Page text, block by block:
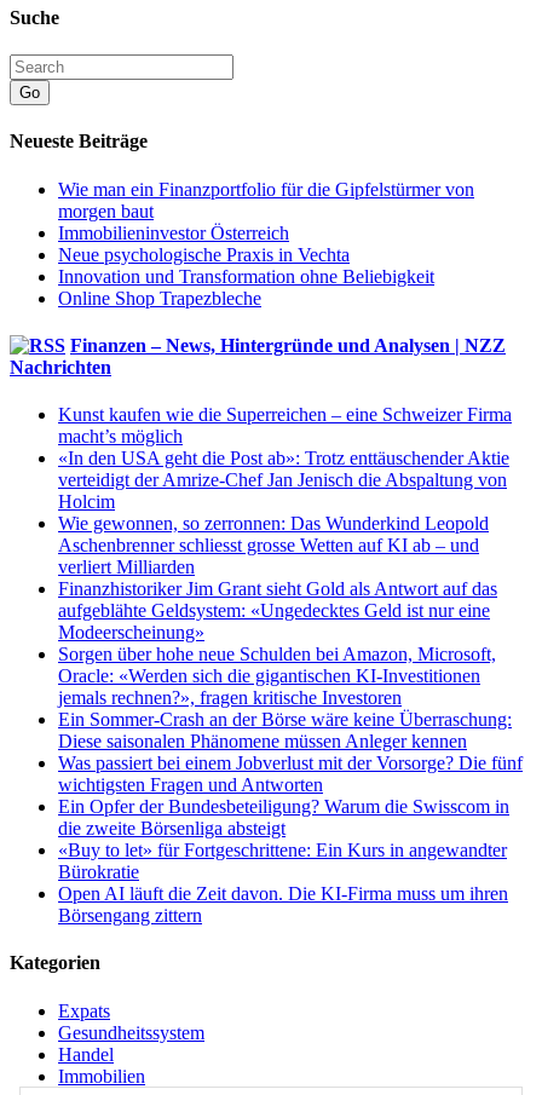
Suche
Go
Neueste Beiträge
Wie man ein Finanzportfolio für die Gipfelstürmer von
morgen baut
Immobilieninvestor Österreich
Neue psychologische Praxis in Vechta
Innovation und Transformation ohne Beliebigkeit
Online Shop Trapezbleche
Finanzen – News, Hintergründe und Analysen | NZZ
Nachrichten
Kunst kaufen wie die Superreichen – eine Schweizer Firma
macht’s möglich
«In den USA geht die Post ab»: Trotz enttäuschender Aktie
verteidigt der Amrize-Chef Jan Jenisch die Abspaltung von
Holcim
Wie gewonnen, so zerronnen: Das Wunderkind Leopold
Aschenbrenner schliesst grosse Wetten auf KI ab – und
verliert Milliarden
Finanzhistoriker Jim Grant sieht Gold als Antwort auf das
aufgeblähte Geldsystem: «Ungedecktes Geld ist nur eine
Modeerscheinung»
Sorgen über hohe neue Schulden bei Amazon, Microsoft,
Oracle: «Werden sich die gigantischen KI-Investitionen
jemals rechnen?», fragen kritische Investoren
Ein Sommer-Crash an der Börse wäre keine Überraschung:
Diese saisonalen Phänomene müssen Anleger kennen
Was passiert bei einem Jobverlust mit der Vorsorge? Die fünf
wichtigsten Fragen und Antworten
Ein Opfer der Bundesbeteiligung? Warum die Swisscom in
die zweite Börsenliga absteigt
«Buy to let» für Fortgeschrittene: Ein Kurs in angewandter
Bürokratie
Open AI läuft die Zeit davon. Die KI-Firma muss um ihren
Börsengang zittern
Kategorien
Expats
Gesundheitssystem
Handel
Immobilien